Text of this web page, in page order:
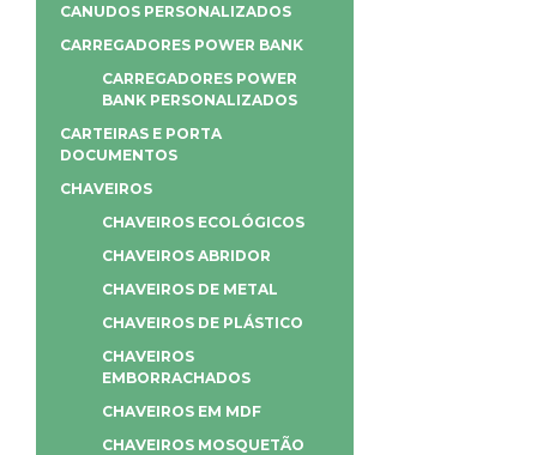
CANUDOS PERSONALIZADOS
CARREGADORES POWER BANK
CARREGADORES POWER
BANK PERSONALIZADOS
CARTEIRAS E PORTA
DOCUMENTOS
CHAVEIROS
CHAVEIROS ECOLÓGICOS
CHAVEIROS ABRIDOR
CHAVEIROS DE METAL
CHAVEIROS DE PLÁSTICO
CHAVEIROS
EMBORRACHADOS
CHAVEIROS EM MDF
CHAVEIROS MOSQUETÃO